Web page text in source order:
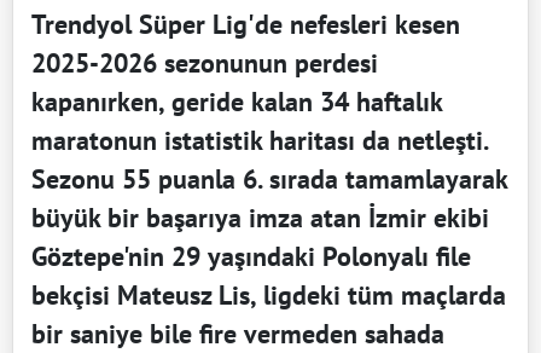
Trendyol Süper Lig'de nefesleri kesen
2025-2026 sezonunun perdesi
kapanırken, geride kalan 34 haftalık
maratonun istatistik haritası da netleşti.
Sezonu 55 puanla 6. sırada tamamlayarak
büyük bir başarıya imza atan İzmir ekibi
Göztepe'nin 29 yaşındaki Polonyalı file
bekçisi Mateusz Lis, ligdeki tüm maçlarda
bir saniye bile fire vermeden sahada